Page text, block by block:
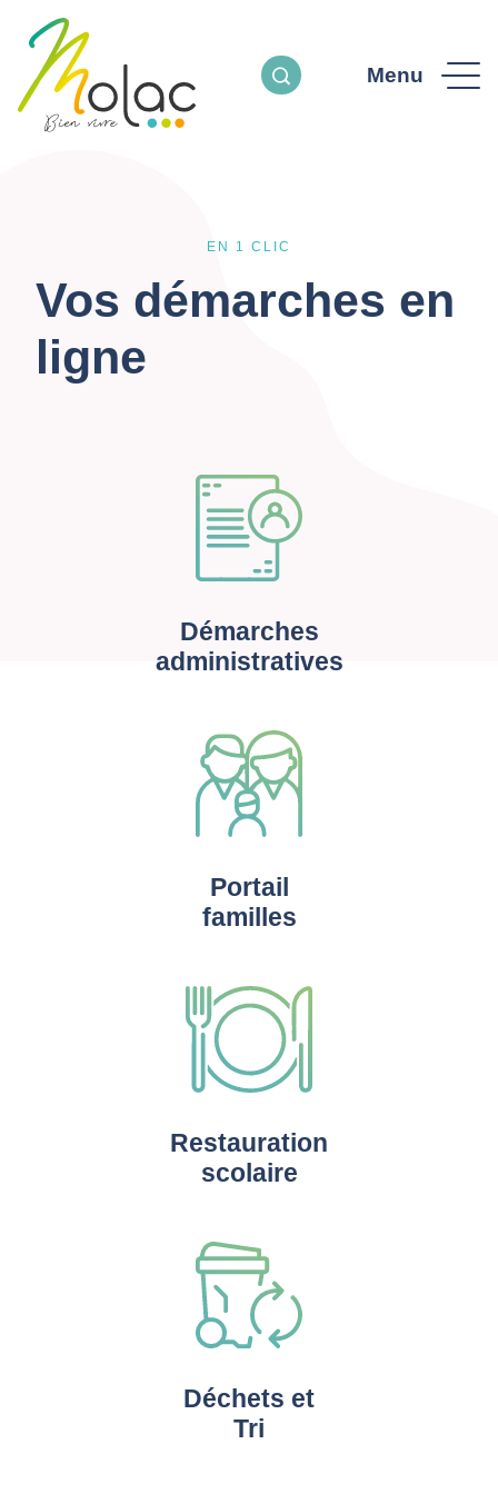
Menu
EN 1 CLIC
Vos démarches en
ligne
Démarches
administratives
Portail
familles
Restauration
scolaire
Déchets et
Tri